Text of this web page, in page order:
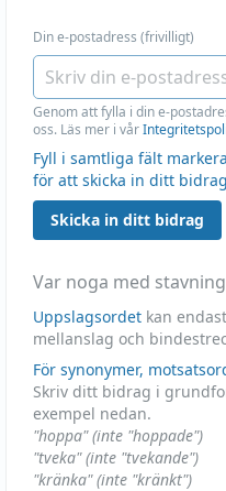
Din e-postadress (frivilligt)
Genom att fylla i din e-
oss. Läs mer i vår
Fyll i samtliga fält
för att skicka in ditt
Skicka in ditt bidrag
Var noga med
Uppslagsordet kan
mellanslag och
För synonymer,
Skriv ditt bidrag i
exempel nedan.
"hoppa" (inte "hoppade")
"tveka" (inte "tvekande")
"kränka" (inte "kränkt")